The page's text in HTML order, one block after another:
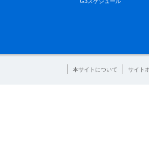
本サイトについて サイト